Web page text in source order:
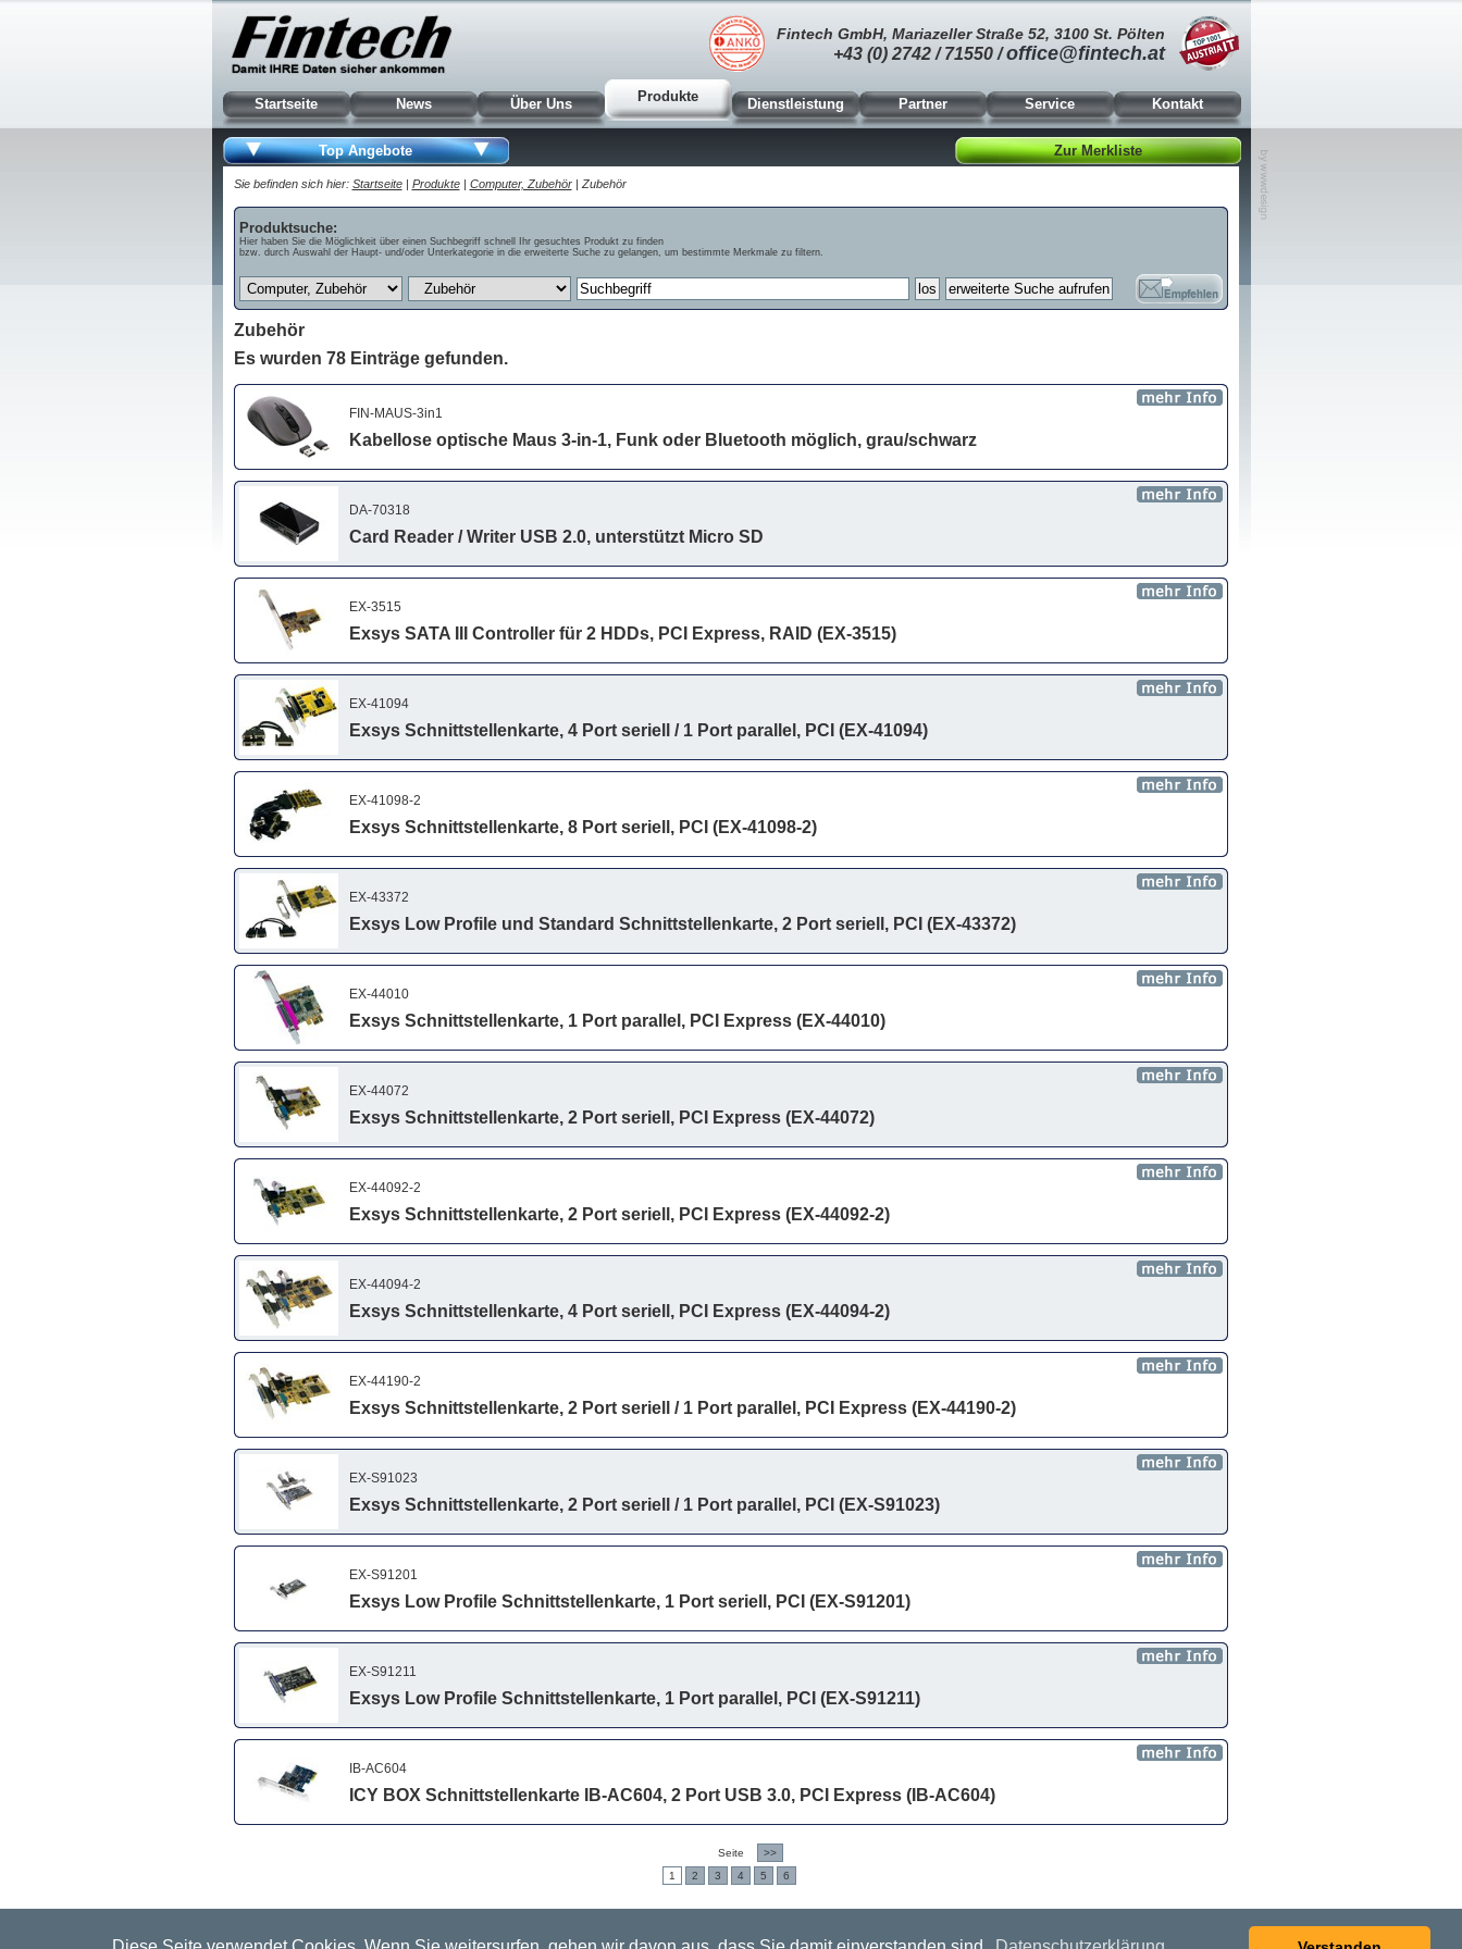
Fintech GmbH, Mariazeller Straße 52, 3100 St. Pölten
+43 (0) 2742 / 71550 /office@fintech.at
Startseite News Über Uns Produkte Dienstleistung Partner Service Kontakt
Top Angebote Zur Merkliste
Sie befinden sich hier: Startseite| Produkte| Computer, Zubehör| Zubehör
Produktsuche:
Hier haben Sie die Möglichkeit über einen Suchbegriff schnell Ihr gesuchtes Produkt zu finden
bzw. durch Auswahl der Haupt- und/oder Unterkategorie in die erweiterte Suche zu gelangen, um bestimmte Merkmale zu filtern.
Zubehör
Es wurden 78 Einträge gefunden.
FIN-MAUS-3in1
Kabellose optische Maus 3-in-1, Funk oder Bluetooth möglich, grau/schwarz
DA-70318
Card Reader / Writer USB 2.0, unterstützt Micro SD
EX-3515
Exsys SATA III Controller für 2 HDDs, PCI Express, RAID (EX-3515)
EX-41094
Exsys Schnittstellenkarte, 4 Port seriell / 1 Port parallel, PCI (EX-41094)
EX-41098-2
Exsys Schnittstellenkarte, 8 Port seriell, PCI (EX-41098-2)
EX-43372
Exsys Low Profile und Standard Schnittstellenkarte, 2 Port seriell, PCI (EX-43372)
EX-44010
Exsys Schnittstellenkarte, 1 Port parallel, PCI Express (EX-44010)
EX-44072
Exsys Schnittstellenkarte, 2 Port seriell, PCI Express (EX-44072)
EX-44092-2
Exsys Schnittstellenkarte, 2 Port seriell, PCI Express (EX-44092-2)
EX-44094-2
Exsys Schnittstellenkarte, 4 Port seriell, PCI Express (EX-44094-2)
EX-44190-2
Exsys Schnittstellenkarte, 2 Port seriell / 1 Port parallel, PCI Express (EX-44190-2)
EX-S91023
Exsys Schnittstellenkarte, 2 Port seriell / 1 Port parallel, PCI (EX-S91023)
EX-S91201
Exsys Low Profile Schnittstellenkarte, 1 Port seriell, PCI (EX-S91201)
EX-S91211
Exsys Low Profile Schnittstellenkarte, 1 Port parallel, PCI (EX-S91211)
IB-AC604
ICY BOX Schnittstellenkarte IB-AC604, 2 Port USB 3.0, PCI Express (IB-AC604)
Seite
>>
1
2 3 4 5 6